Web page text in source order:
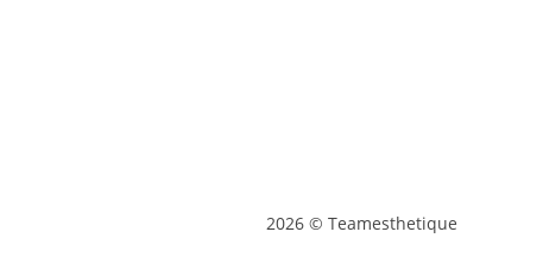
2026 © Teamesthetique